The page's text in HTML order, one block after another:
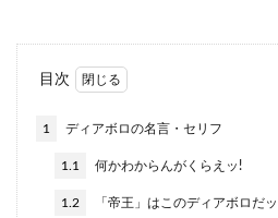
目次
1 ディアボロの名言・セリフ
1.1 何かわからんがくらえッ!
1.2 「帝王」はこのディアボロだ